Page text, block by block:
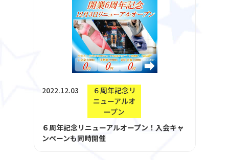
2022.12.03
６周年記念リ
ニューアルオ
ープン
６周年記念リニューアルオープン！入会キャ
ンペーンも同時開催